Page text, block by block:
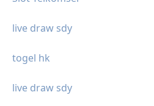
live draw sdy
togel hk
live draw sdy